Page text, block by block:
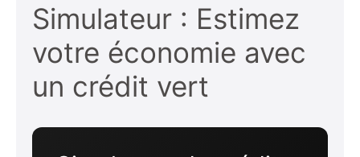
Simulateur : Estimez
votre économie avec
un crédit vert